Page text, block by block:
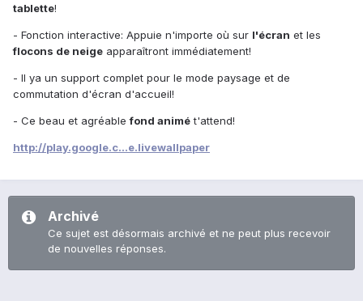
tablette!
- Fonction interactive: Appuie‎ n'importe où sur l'écran et les
flocons de neige apparaîtront immédiatement!
- Il ya un support complet pour le mode paysage et de
commutation d'écran d'accueil!
- Ce beau et agréablefond animét'attend!
http://play.google.c...e.livewallpaper
Archivé
Ce sujet est désormais archivé et ne peut plus recevoir
de nouvelles réponses.